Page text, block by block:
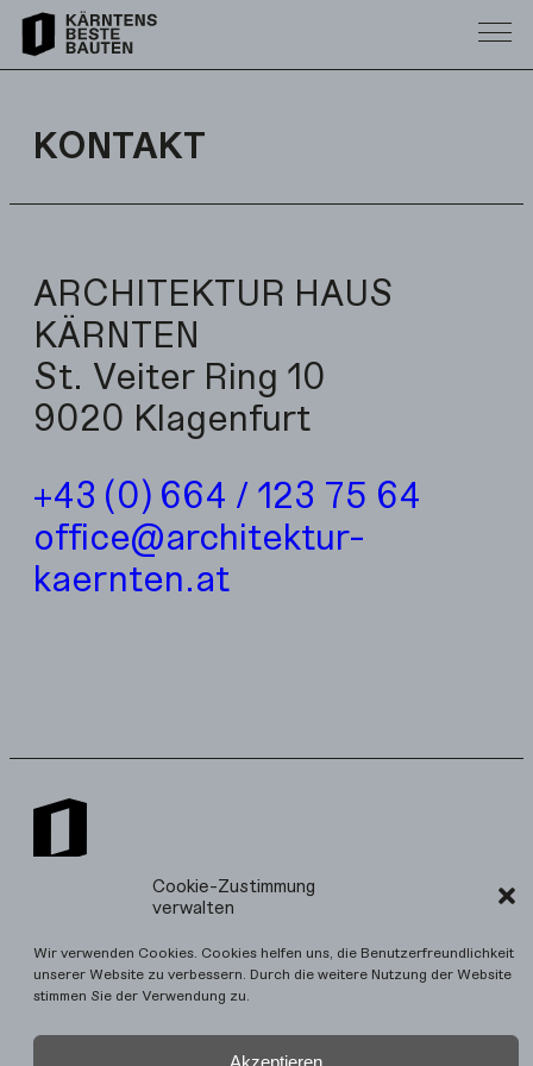
Cookie-Zustimmung
verwalten
Wir verwenden Cookies. Cookies helfen uns, die Benutzerfreundlichkeit
unserer Website zu verbessern. Durch die weitere Nutzung der Website
stimmen Sie der Verwendung zu.
Akzeptieren
KONTAKT
ARCHITEKTUR HAUS
KÄRNTEN
St. Veiter Ring 10
9020 Klagenfurt
+43 (0) 664 / 123 75 64
office@architektur-
kaernten.at
Landesregierung, Abteilung 2 - Finanzen, Beteiligungen und
Immobilienmanagement, UAbt. Hochbau gemeinsam mit dem
Architektur Haus Kärnten vergeben.